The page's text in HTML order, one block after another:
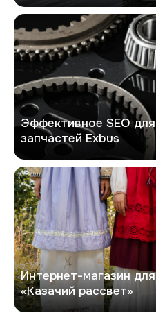
Exbus
Эффективное SEO
запчастей Exbus
Казачий рассвет
Интернет-магазин
«Казачий рассвет»